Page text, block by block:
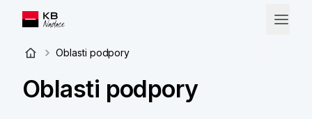
Oblasti podpory
Oblasti podpory